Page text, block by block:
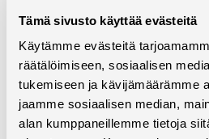
Tämä sivusto käyttää evästeitä
Käytämme evästeitä
räätälöimiseen, sosiaalisen
tukemiseen ja kävijämäärämme
jaamme sosiaalisen median,
alan kumppaneillemme tietoja
voivat vastata
energiamurrokseen.
Tapahtuma
laajempaa